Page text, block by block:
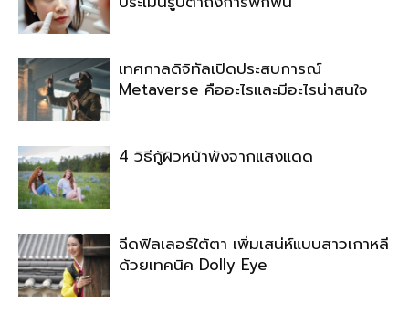
เทศกาลดิจิทัลเปิดประสบการณ์
Metaverse คืออะไรและมีอะไรน่าสนใจ
4 วิธีกู้ผิวหน้าพังจากแสงแดด
ฉีดฟิลเลอร์ใต้ตา เพิ่มเสน่ห์แบบสาวเกาหลี
ด้วยเทคนิค Dolly Eye